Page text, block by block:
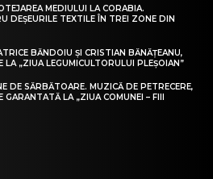
MEDIULUI LA CORABIA.
DEȘEURILE TEXTILE ÎN TREI ZONE DIN
BĂNDOIU ȘI CRISTIAN BĂNĂȚEANU,
LA „ZIUA LEGUMICULTORULUI PLEȘOIAN”
DE SĂRBĂTOARE. MUZICĂ DE PETRECERE,
LA „ZIUA COMUNEI – FIII